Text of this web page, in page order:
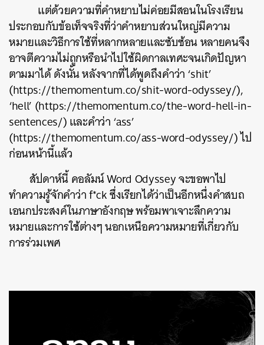
แต่ด้วยความที่คำหยาบไม่ค่อยมีสอนในโรงเรียน
ประกอบกับข้อเท็จจริงที่ว่าคำหยาบส่วนใหญ่มีความ
หมายและวิธีการใช้ที่หลากหลายและซับซ้อน หลายคนจึง
อาจตีความไม่ถูกหรือนำไปใช้ผิดกาลเทศะจนเกิดปัญหา
ตามมาได้ ดังนั้น หลังจากที่ได้พูดถึงคำว่า ‘shit’
(https://themomentum.co/shit-word-odyssey/),
‘hell’ (https://themomentum.co/the-word-hell-in-
sentences/) และคำว่า ‘ass’
(https://themomentum.co/ass-word-odyssey/) ไป
ก่อนหน้านี้แล้ว
สัปดาห์นี้ คอลัมน์ Word Odyssey จะขอพาไป
ทำความรู้จักคำว่า f*ck ซึ่งเรียกได้ว่าเป็นอีกหนึ่งคำสบถ
เอนกประสงค์ในภาษาอังกฤษ พร้อมพาเจาะลึกความ
หมายและการใช้ต่างๆ นอกเหนือความหมายที่เกี่ยวกับ
การร่วมเพศ